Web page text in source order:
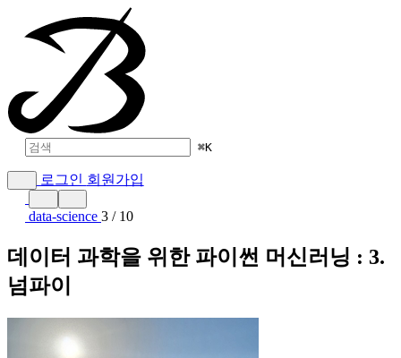
⌘K
로그인 회원가입
data-science 3 / 10
데이터 과학을 위한 파이썬 머신러닝 : 3.
넘파이